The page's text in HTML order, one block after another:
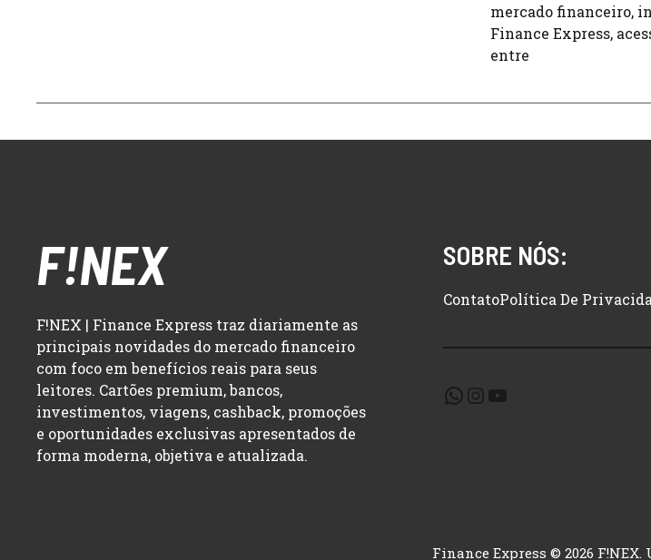
mercado financeiro,
Finance Express,
entre
F!NEX
F!NEX | Finance Express traz diariamente as
principais novidades do mercado financeiro
com foco em benefícios reais para seus
leitores. Cartões premium, bancos,
investimentos, viagens, cashback, promoções
e oportunidades exclusivas apresentados de
forma moderna, objetiva e atualizada.
SOBRE NÓS:
ContatoPolítica De
WhatsApp
Instagram
Youtube
Finance Express © 2026 F!NEX.